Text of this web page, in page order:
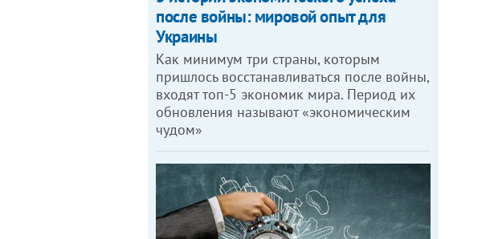
после войны: мировой опыт для
Украины
Как минимум три страны, которым
пришлось восстанавливаться после войны,
входят топ-5 экономик мира. Период их
обновления называют «экономическим
чудом»